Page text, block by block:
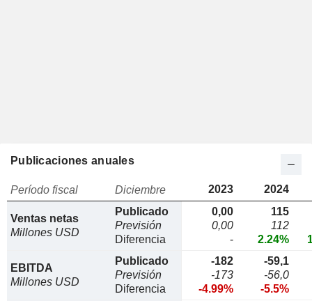
Publicaciones anuales
Período fiscal Diciembre 2023 2024
Ventas netas
Millones USD
Publicado
Previsión
Diferencia
0,00
0,00
-
115
112
2.24%
EBITDA
Millones USD
Publicado
Previsión
Diferencia
-182
-173
-4.99%
-59,1
-56,0
-5.5%